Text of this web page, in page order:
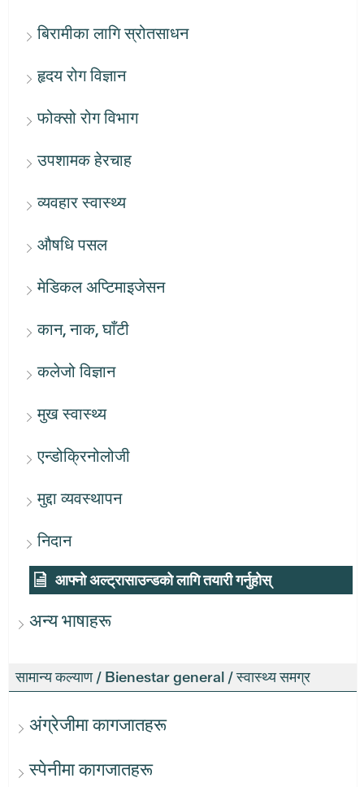
बिरामीका लागि स्रोतसाधन
हृदय रोग विज्ञान
फोक्सो रोग विभाग
उपशामक हेरचाह
व्यवहार स्वास्थ्य
औषधि पसल
मेडिकल अप्टिमाइजेसन
कान, नाक, घाँटी
कलेजो विज्ञान
मुख स्वास्थ्य
एन्डोक्रिनोलोजी
मुद्दा व्यवस्थापन
निदान
आफ्नो अल्ट्रासाउन्डको लागि तयारी गर्नुहोस्
अन्य भाषाहरू
सामान्य कल्याण / Bienestar general / स्वास्थ्य समग्र
अंग्रेजीमा कागजातहरू
स्पेनीमा कागजातहरू